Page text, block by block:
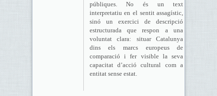
públiques. No és un text
interpretatiu en el sentit assagístic,
sinó un exercici de descripció
estructurada que respon a una
voluntat clara: situar Catalunya
dins els marcs europeus de
comparació i fer visible la seva
capacitat d’acció cultural com a
entitat sense estat.